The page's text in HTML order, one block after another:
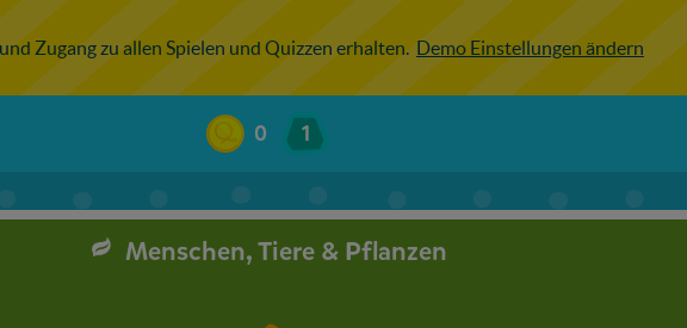
Zugang zu allen Spielen und Quizzen erhalten. Demo Einstellungen ändern
0 1
Menschen, Tiere & Pflanzen